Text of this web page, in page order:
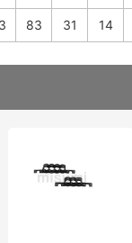
83 31 14